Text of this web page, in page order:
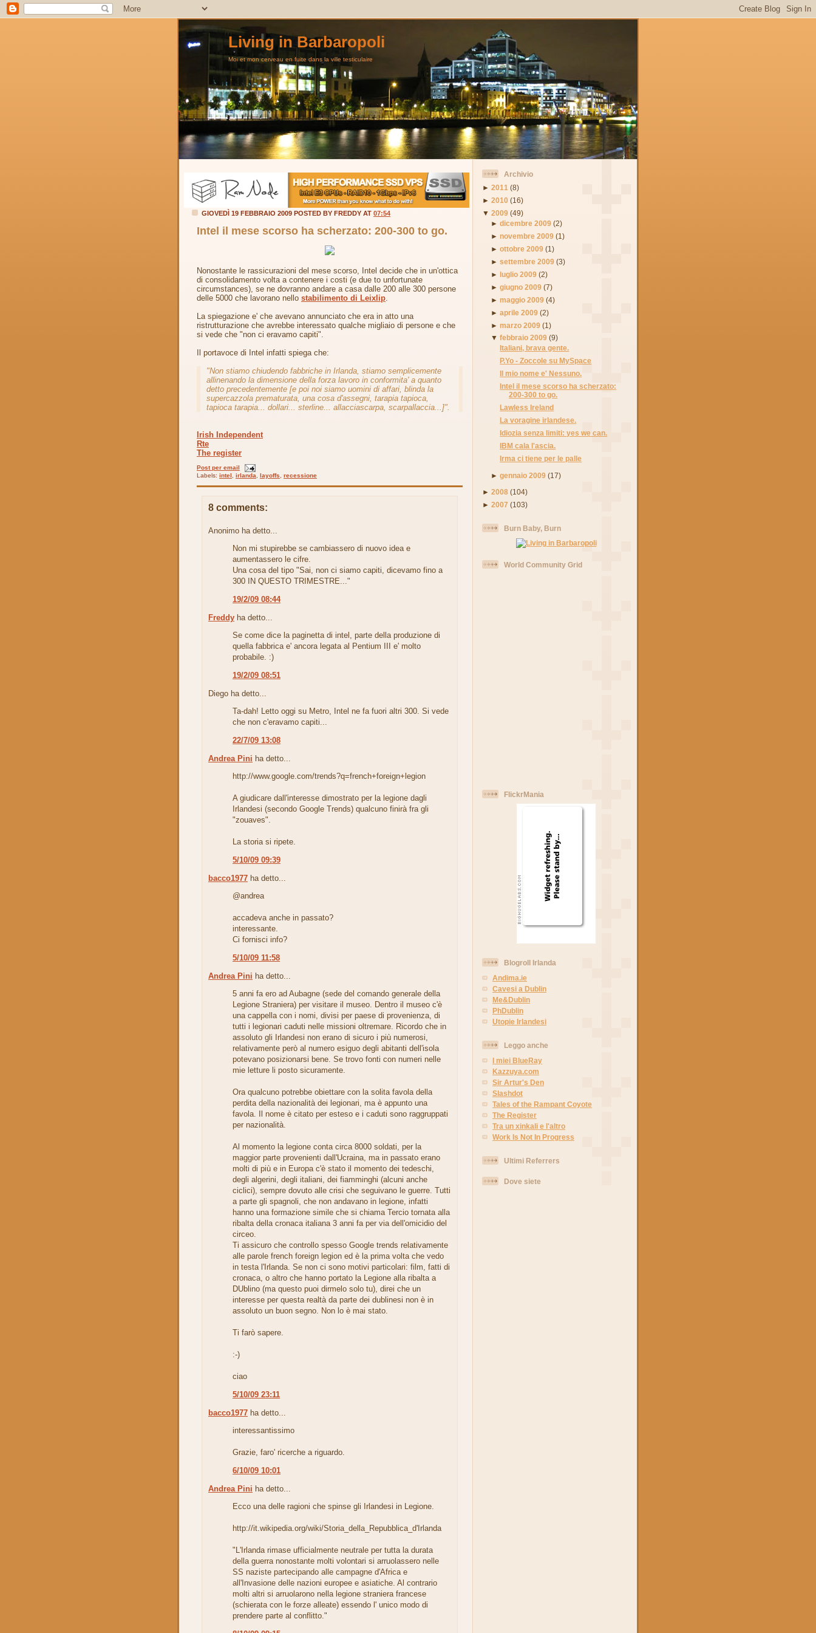
Living in Barbaropoli
Moi et mon cerveau en fuite dans la ville testiculaire
GIOVEDÌ 19 FEBBRAIO 2009 POSTED BY FREDDY AT 07:54
Intel il mese scorso ha scherzato: 200-300 to go.
Nonostante le rassicurazioni del mese scorso, Intel decide che in un'ottica
di consolidamento volta a contenere i costi (e due to unfortunate
circumstances), se ne dovranno andare a casa dalle 200 alle 300 persone
delle 5000 che lavorano nello stabilimento di Leixlip.
La spiegazione e' che avevano annunciato che era in atto una
ristrutturazione che avrebbe interessato qualche migliaio di persone e che
si vede che "non ci eravamo capiti".
Il portavoce di Intel infatti spiega che:
"Non stiamo chiudendo fabbriche in Irlanda, stiamo semplicemente
allinenando la dimensione della forza lavoro in conformita' a quanto
detto precedentemente [e poi noi siamo uomini di affari, blinda la
supercazzola prematurata, una cosa d'assegni, tarapia tapioca,
tapioca tarapia... dollari... sterline... allacciascarpa, scarpallaccia...]".
Irish Independent
Rte
The register
Post per email
Labels: intel irlanda layoffs recessione
8 comments:
Anonimo ha detto...
Non mi stupirebbe se cambiassero di nuovo idea e
aumentassero le cifre.
Una cosa del tipo "Sai, non ci siamo capiti, dicevamo fino a
300 IN QUESTO TRIMESTRE..."
19/2/09 08:44
Freddy ha detto...
Se come dice la paginetta di intel, parte della produzione di
quella fabbrica e' ancora legata al Pentium III e' molto
probabile. :)
19/2/09 08:51
Diego ha detto...
Ta-dah! Letto oggi su Metro, Intel ne fa fuori altri 300. Si vede
che non c'eravamo capiti...
22/7/09 13:08
Andrea Pini ha detto...
http://www.google.com/trends?q=french+foreign+legion
A giudicare dall'interesse dimostrato per la legione dagli
Irlandesi (secondo Google Trends) qualcuno finirà fra gli
"zouaves".
La storia si ripete.
5/10/09 09:39
bacco1977 ha detto...
@andrea
accadeva anche in passato?
interessante.
Ci fornisci info?
5/10/09 11:58
Andrea Pini ha detto...
5 anni fa ero ad Aubagne (sede del comando generale della
Legione Straniera) per visitare il museo. Dentro il museo c'è
una cappella con i nomi, divisi per paese di provenienza, di
tutti i legionari caduti nelle missioni oltremare. Ricordo che in
assoluto gli Irlandesi non erano di sicuro i più numerosi,
relativamente però al numero esiguo degli abitanti dell'isola
potevano posizionarsi bene. Se trovo fonti con numeri nelle
mie letture li posto sicuramente.
Ora qualcuno potrebbe obiettare con la solita favola della
perdita della nazionalità dei legionari, ma è appunto una
favola. Il nome è citato per esteso e i caduti sono raggruppati
per nazionalità.
Al momento la legione conta circa 8000 soldati, per la
maggior parte provenienti dall'Ucraina, ma in passato erano
molti di più e in Europa c'è stato il momento dei tedeschi,
degli algerini, degli italiani, dei fiamminghi (alcuni anche
ciclici), sempre dovuto alle crisi che seguivano le guerre. Tutti
a parte gli spagnoli, che non andavano in legione, infatti
hanno una formazione simile che si chiama Tercio tornata alla
ribalta della cronaca italiana 3 anni fa per via dell'omicidio del
circeo.
Ti assicuro che controllo spesso Google trends relativamente
alle parole french foreign legion ed è la prima volta che vedo
in testa l'Irlanda. Se non ci sono motivi particolari: film, fatti di
cronaca, o altro che hanno portato la Legione alla ribalta a
DUblino (ma questo puoi dirmelo solo tu), direi che un
interesse per questa realtà da parte dei dublinesi non è in
assoluto un buon segno. Non lo è mai stato.
Ti farò sapere.
:-)
ciao
5/10/09 23:11
bacco1977 ha detto...
interessantissimo
Grazie, faro' ricerche a riguardo.
6/10/09 10:01
Andrea Pini ha detto...
Ecco una delle ragioni che spinse gli Irlandesi in Legione.
http://it.wikipedia.org/wiki/Storia_della_Repubblica_d'Irlanda
"L'Irlanda rimase ufficialmente neutrale per tutta la durata
della guerra nonostante molti volontari si arruolassero nelle
SS naziste partecipando alle campagne d'Africa e
all'Invasione delle nazioni europee e asiatiche. Al contrario
molti altri si arruolarono nella legione straniera francese
(schierata con le forze alleate) essendo l' unico modo di
prendere parte al conflitto."
Archivio
► 2011 (8)
► 2010 (16)
▼ 2009 (49)
►dicembre 2009 (2)
►novembre 2009 (1)
►ottobre 2009 (1)
►settembre 2009 (3)
► luglio 2009 (2)
►giugno 2009 (7)
►maggio 2009 (4)
►aprile 2009 (2)
►marzo 2009 (1)
▼febbraio 2009 (9)
Italiani, brava gente.
P.Yo - Zoccole su MySpace
Il mio nome e' Nessuno.
Intel il mese scorso ha scherzato:
200-300 to go.
Lawless Ireland
La voragine irlandese.
Idiozia senza limiti: yes we can.
IBM cala l'ascia.
Irma ci tiene per le palle
►gennaio 2009 (17)
► 2008 (104)
► 2007 (103)
Burn Baby, Burn
World Community Grid
FlickrMania
Blogroll Irlanda
Andima.ie
Cavesi a Dublin
Me&Dublin
PhDublin
Utopie Irlandesi
Leggo anche
I miei BlueRay
Kazzuya.com
Sir Artur's Den
Slashdot
Tales of the Rampant Coyote
The Register
Tra un xinkali e l'altro
Work Is Not In Progress
Ultimi Referrers
Dove siete